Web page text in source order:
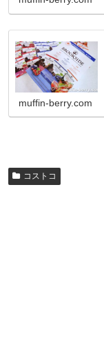
muffin-berry.com
コストコ